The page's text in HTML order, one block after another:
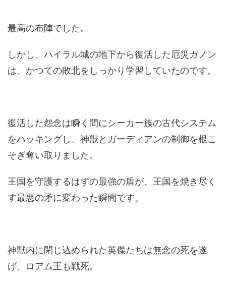
最高の布陣でした。
しかし、ハイラル城の地下から復活した厄災ガノン
は、かつての敗北をしっかり学習していたのです。
復活した怨念は瞬く間にシーカー族の古代システム
をハッキングし、神獣とガーディアンの制御を根こ
そぎ奪い取りました。
王国を守護するはずの最強の盾が、王国を焼き尽く
す最悪の矛に変わった瞬間です。
神獣内に閉じ込められた英傑たちは無念の死を遂
げ、ロアム王も戦死。